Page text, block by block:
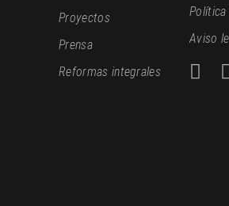
Proyectos
Prensa
Reformas integrales
Aviso